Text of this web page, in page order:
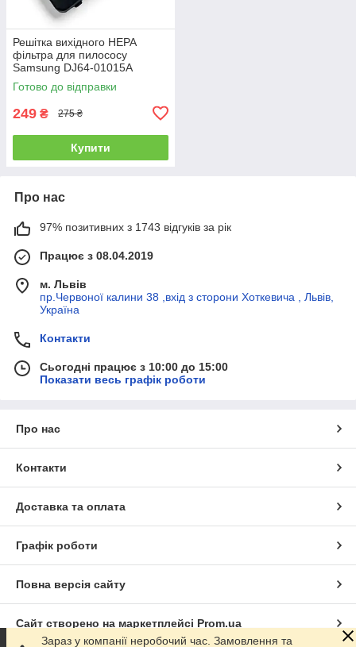
Решітка вихідного HEPA
фільтра для пилососу
Samsung DJ64-01015A
Готово до відправки
249 ₴ 275 ₴
Купити
Про нас
97% позитивних з 1743 відгуків за рік
Працює з 08.04.2019
м. Львів
пр.Червоної калини 38 ,вхід з сторони Хоткевича , Львів,
Україна
Контакти
Сьогодні працює з 10:00 до 15:00
Показати весь графік роботи
Про нас
Контакти
Доставка та оплата
Графік роботи
Повна версія сайту
Сайт створено на маркетплейсі Prom.ua
Зараз у компанії неробочий час. Замовлення та